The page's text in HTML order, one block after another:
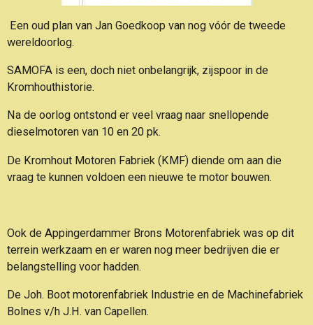
Een oud plan van Jan Goedkoop van nog vóór de tweede
wereldoorlog.
SAMOFA is een, doch niet onbelangrijk, zijspoor in de
Kromhouthistorie.
Na de oorlog ontstond er veel vraag naar snellopende
dieselmotoren van 10 en 20 pk.
De Kromhout Motoren Fabriek (KMF) diende om aan die
vraag te kunnen voldoen een nieuwe te motor bouwen.
Ook de Appingerdammer Brons Motorenfabriek was op dit
terrein werkzaam en er waren nog meer bedrijven die er
belangstelling voor hadden.
De Joh. Boot motorenfabriek Industrie en de Machinefabriek
Bolnes v/h J.H. van Capellen.